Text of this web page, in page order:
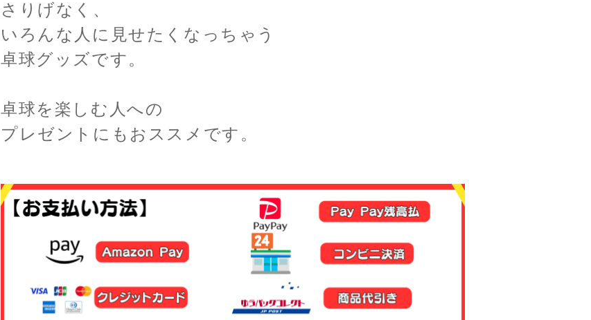
さりげなく、
いろんな人に見せたくなっちゃう
卓球グッズです。
卓球を楽しむ人への
プレゼントにもおススメです。